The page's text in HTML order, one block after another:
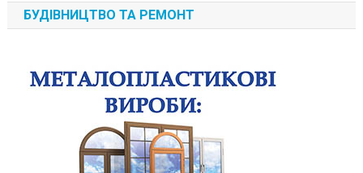
БУДІВНИЦТВО ТА РЕМОНТ